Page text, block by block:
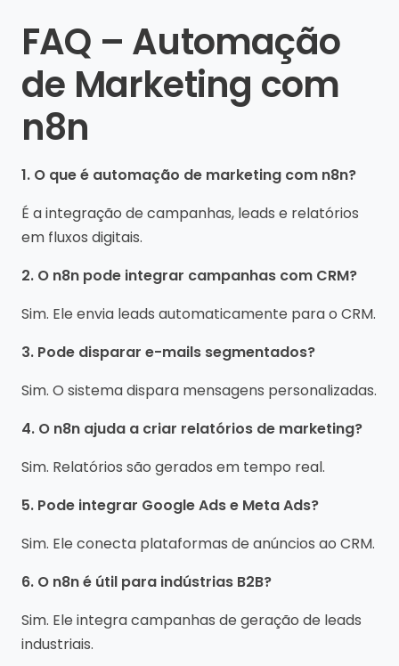
FAQ – Automação
de Marketing com
n8n
1. O que é automação de marketing com n8n?
É a integração de campanhas, leads e relatórios
em fluxos digitais.
2. O n8n pode integrar campanhas com CRM?
Sim. Ele envia leads automaticamente para o CRM.
3. Pode disparar e-mails segmentados?
Sim. O sistema dispara mensagens personalizadas.
4. O n8n ajuda a criar relatórios de marketing?
Sim. Relatórios são gerados em tempo real.
5. Pode integrar Google Ads e Meta Ads?
Sim. Ele conecta plataformas de anúncios ao CRM.
6. O n8n é útil para indústrias B2B?
Sim. Ele integra campanhas de geração de leads
industriais.